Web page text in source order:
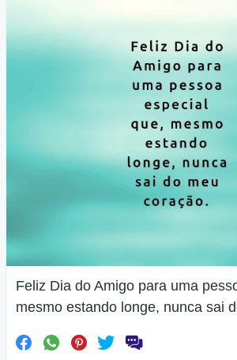
Feliz Dia do Amigo para uma
mesmo estando longe, nunca sai